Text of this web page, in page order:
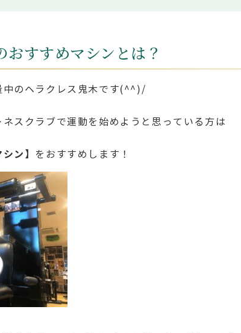
おすすめマシンとは？
のヘラクレス鬼木です(^^)/
スクラブで運動を始めようと思っている方は
ン】 をおすすめします！